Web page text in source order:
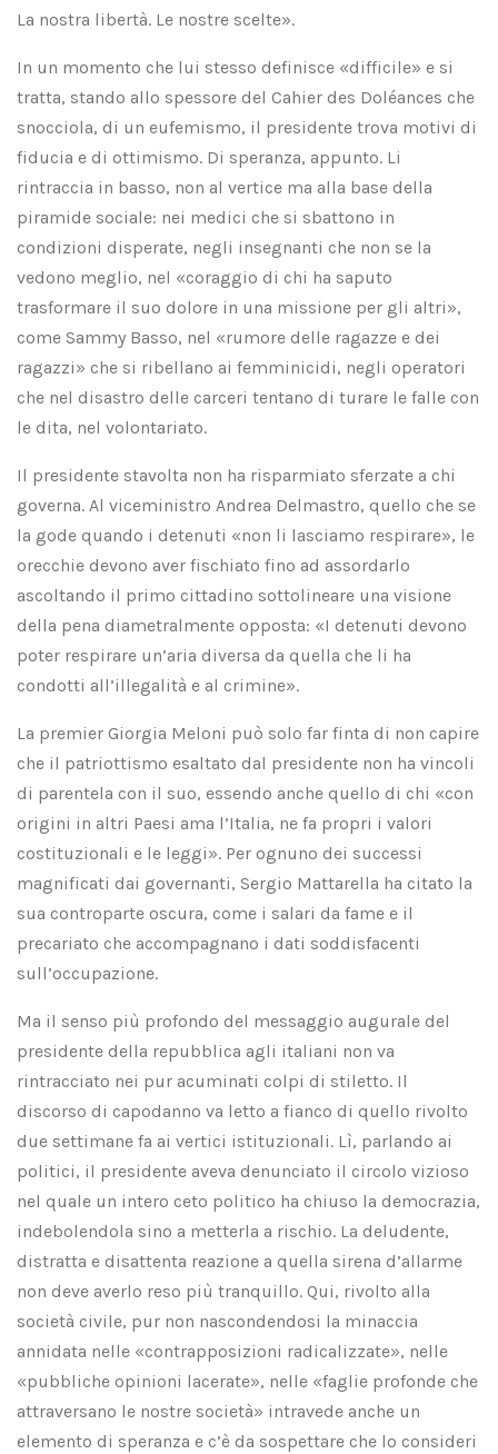
La nostra libertà. Le nostre scelte».
In un momento che lui stesso definisce «difficile» e si
tratta, stando allo spessore del Cahier des Doléances che
snocciola, di un eufemismo, il presidente trova motivi di
fiducia e di ottimismo. Di speranza, appunto. Li
rintraccia in basso, non al vertice ma alla base della
piramide sociale: nei medici che si sbattono in
condizioni disperate, negli insegnanti che non se la
vedono meglio, nel «coraggio di chi ha saputo
trasformare il suo dolore in una missione per gli altri»,
come Sammy Basso, nel «rumore delle ragazze e dei
ragazzi» che si ribellano ai femminicidi, negli operatori
che nel disastro delle carceri tentano di turare le falle con
le dita, nel volontariato.
Il presidente stavolta non ha risparmiato sferzate a chi
governa. Al viceministro Andrea Delmastro, quello che se
la gode quando i detenuti «non li lasciamo respirare», le
orecchie devono aver fischiato fino ad assordarlo
ascoltando il primo cittadino sottolineare una visione
della pena diametralmente opposta: «I detenuti devono
poter respirare un’aria diversa da quella che li ha
condotti all’illegalità e al crimine».
La premier Giorgia Meloni può solo far finta di non capire
che il patriottismo esaltato dal presidente non ha vincoli
di parentela con il suo, essendo anche quello di chi «con
origini in altri Paesi ama l’Italia, ne fa propri i valori
costituzionali e le leggi». Per ognuno dei successi
magnificati dai governanti, Sergio Mattarella ha citato la
sua controparte oscura, come i salari da fame e il
precariato che accompagnano i dati soddisfacenti
sull’occupazione.
Ma il senso più profondo del messaggio augurale del
presidente della repubblica agli italiani non va
rintracciato nei pur acuminati colpi di stiletto. Il
discorso di capodanno va letto a fianco di quello rivolto
due settimane fa ai vertici istituzionali. Lì, parlando ai
politici, il presidente aveva denunciato il circolo vizioso
nel quale un intero ceto politico ha chiuso la democrazia,
indebolendola sino a metterla a rischio. La deludente,
distratta e disattenta reazione a quella sirena d’allarme
non deve averlo reso più tranquillo. Qui, rivolto alla
società civile, pur non nascondendosi la minaccia
annidata nelle «contrapposizioni radicalizzate», nelle
«pubbliche opinioni lacerate», nelle «faglie profonde che
attraversano le nostre società» intravede anche un
elemento di speranza e c’è da sospettare che lo consideri